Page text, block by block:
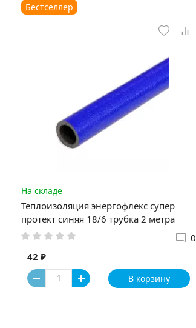
Бестселлер
На складе
Теплоизоляция энергофлекс супер
протект синяя 18/6 трубка 2 метра
0
42 ₽
В корзину